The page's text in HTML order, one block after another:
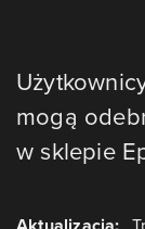
mogą
w sklepie